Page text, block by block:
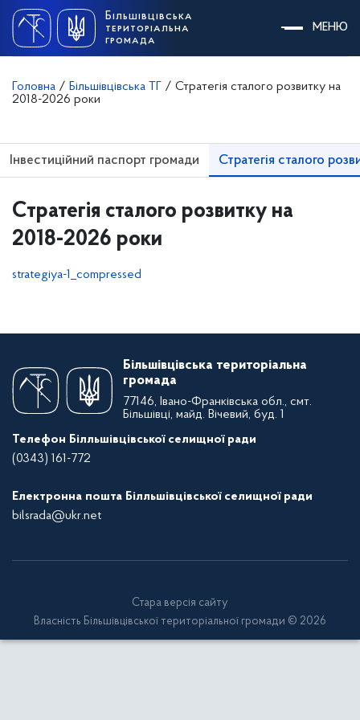
content
Більшівцівська
територіальна
громада
МЕНЮ
Головна / Більшівцівська ТГ / Стратегія сталого розвитку на
2018-2026 роки
Інвестиційний паспорт громади Стратегія сталого
Стратегія сталого розвитку на
2018-2026 роки
strategiya-1_compressed
Більшівцівська територіальна
громада
77146, Івано-Франківська обл., смт.
Більшівці, майд. Вічевий, буд. 1
Телефон Білльшівцівської селищної ради
(0343) 161-772
Електронна пошта Білльшівцівської селищної ради
bilsrada@ukr.net
Стара версія сайту
Власність Більшівцівської територіальної громади © 2026